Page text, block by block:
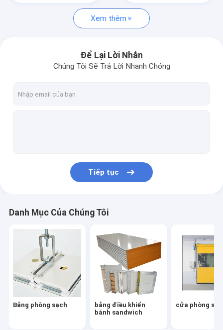
Bảng phòng sạch
bảng điều khiển bánh sandwich
Vòi sen không khí
Bộ lọc quạt
hộp hepa
bộ lọc hepa
Tủ hút dòng chảy tầng
Xem thêm
Để Lại Lời Nhắn
Chúng Tôi Sẽ Trả Lời Nhanh Chóng
Tiếp tục
Danh Mục Của Chúng Tôi
Bảng phòng sạch
bảng điều khiển
bánh sandwich
cửa phòng